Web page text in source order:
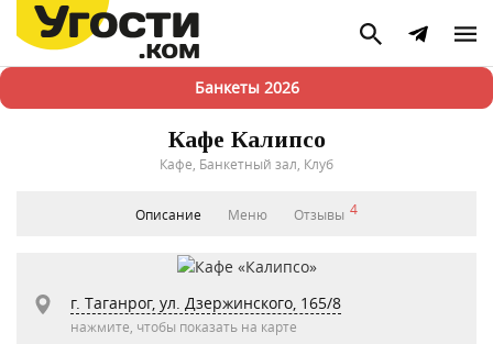
Банкеты 2026
Кафе Калипсо
Кафе, Банкетный зал, Клуб
Описание Меню Отзывы 4
г. Таганрог, ул. Дзержинского, 165/8
нажмите, чтобы показать на карте